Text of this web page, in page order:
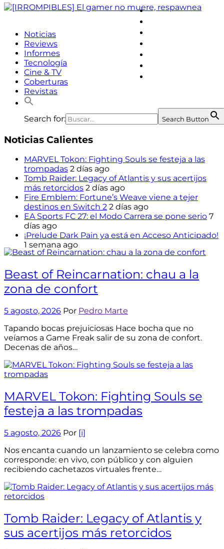
facebook
Noticias
Reviews
Informes
Tecnología
Cine & TV
Coberturas
Revistas
Search for: Search Button
Noticias Calientes
MARVEL Tokon: Fighting Souls se festeja a las
trompadas 2 días ago
Tomb Raider: Legacy of Atlantis y sus acertijos
más retorcidos 2 días ago
Fire Emblem: Fortune’s Weave viene a tejer
destinos en Switch 2 2 días ago
EA Sports FC 27: el Modo Carrera se pone serio 7
días ago
¡Prelude Dark Pain ya está en Acceso Anticipado!
1 semana ago
Beast of Reincarnation: chau a la
zona de confort
5 agosto, 2026 Por Pedro Marte
Tapando bocas prejuiciosas Hace bocha que no
veíamos a Game Freak salir de su zona de confort.
Decenas de años…
MARVEL Tokon: Fighting Souls se
festeja a las trompadas
5 agosto, 2026 Por [i]
Nos encanta cuando un lanzamiento se celebra como
corresponde: en vivo, con público y con alguien
recibiendo cachetazos virtuales frente…
Tomb Raider: Legacy of Atlantis y
sus acertijos más retorcidos